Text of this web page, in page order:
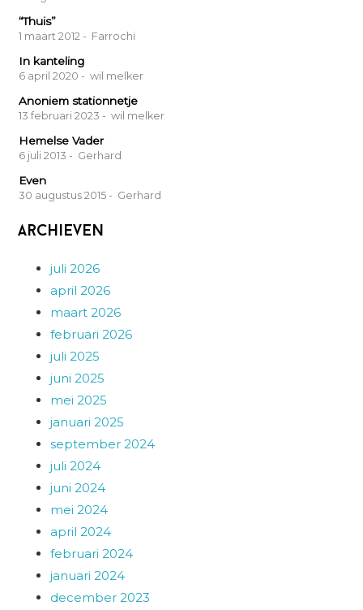
“Thuis”
1 maart 2012 - Farrochi
In kanteling
6 april 2020 - wil melker
Anoniem stationnetje
13 februari 2023 - wil melker
Hemelse Vader
6 juli 2013 - Gerhard
Even
30 augustus 2015 - Gerhard
Archieven
juli 2026
april 2026
maart 2026
februari 2026
juli 2025
juni 2025
mei 2025
januari 2025
september 2024
juli 2024
juni 2024
mei 2024
april 2024
februari 2024
januari 2024
december 2023